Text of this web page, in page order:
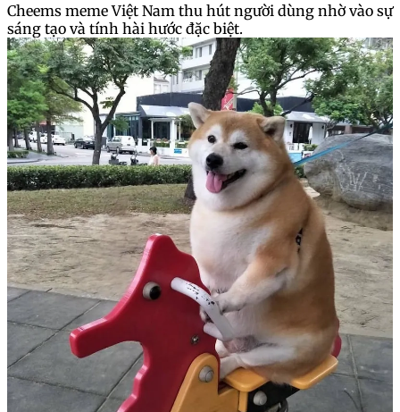
Cheems meme Việt Nam thu hút người dùng nhờ vào sự
sáng tạo và tính hài hước đặc biệt.